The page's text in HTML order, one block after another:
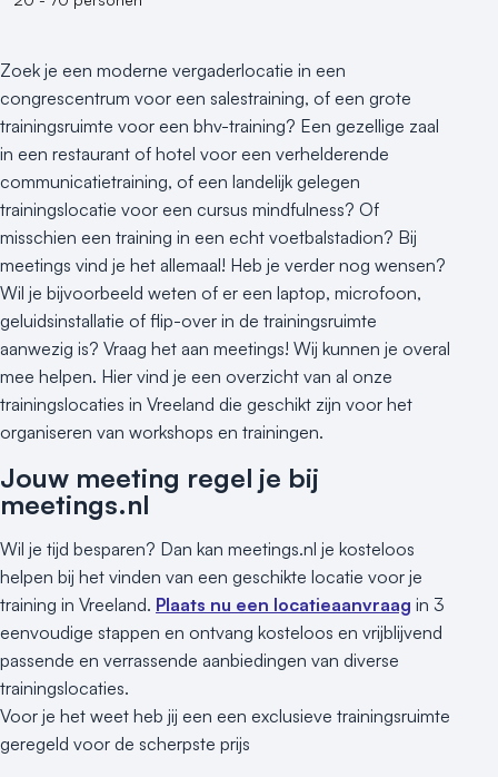
Buitenlocatie
Groene locatie
Heisessie
Hotel
Hybride events
Industriële locatie
Kasteel en landgoed
Kleine / intieme locatie
Locaties aan zee
Museum
Theater
Varende locatie
Zoek je een moderne vergaderlocatie in een
congrescentrum voor een salestraining, of een grote
trainingsruimte voor een bhv-training? Een gezellige zaal
in een restaurant of hotel voor een verhelderende
communicatietraining, of een landelijk gelegen
trainingslocatie voor een cursus mindfulness? Of
misschien een training in een echt voetbalstadion? Bij
meetings vind je het allemaal! Heb je verder nog wensen?
Wil je bijvoorbeeld weten of er een laptop, microfoon,
geluidsinstallatie of flip-over in de trainingsruimte
aanwezig is? Vraag het aan meetings! Wij kunnen je overal
mee helpen. Hier vind je een overzicht van al onze
trainingslocaties in Vreeland die geschikt zijn voor het
organiseren van workshops en trainingen.
Jouw meeting regel je bij
meetings.nl
Wil je tijd besparen? Dan kan meetings.nl je kosteloos
helpen bij het vinden van een geschikte locatie voor je
training in Vreeland. Plaats nu een locatieaanvraag in 3
eenvoudige stappen en ontvang kosteloos en vrijblijvend
passende en verrassende aanbiedingen van diverse
trainingslocaties.
Voor je het weet heb jij een een exclusieve trainingsruimte
geregeld voor de scherpste prijs